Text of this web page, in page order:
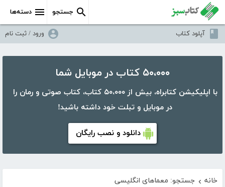
دسته‌ها جستجو
آپلود کتاب ورود / ثبت نام
۵۰،۰۰۰ کتاب در موبایل شما
با اپلیکیشن کتابراه، بیش از ۵۰،۰۰۰ کتاب، کتاب صوتی و رمان را
در موبایل و تبلت خود داشته باشید!
دانلود و نصب رایگان
خانه › جستجو: معماهای انگلیسی